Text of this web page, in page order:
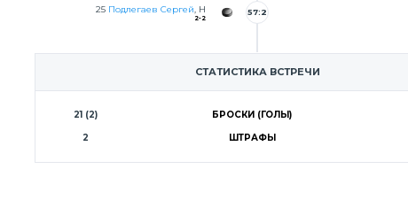
25 Подлегаев Сергей, Н
2-2
57:2
СТАТИСТИКА ВСТРЕЧИ
21 (2) БРОСКИ (ГОЛЫ)
2
ШТРАФЫ